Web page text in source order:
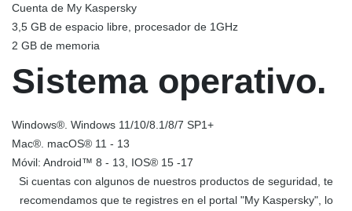
Cuenta de My Kaspersky
3,5 GB de espacio libre, procesador de 1GHz
2 GB de memoria
Sistema operativo.
Windows®. Windows 11/10/8.1/8/7 SP1+
Mac®. macOS® 11 - 13
Móvil: Android™ 8 - 13, IOS® 15 -17
Si cuentas con algunos de nuestros productos de seguridad, te
recomendamos que te registres en el portal "My Kaspersky", lo